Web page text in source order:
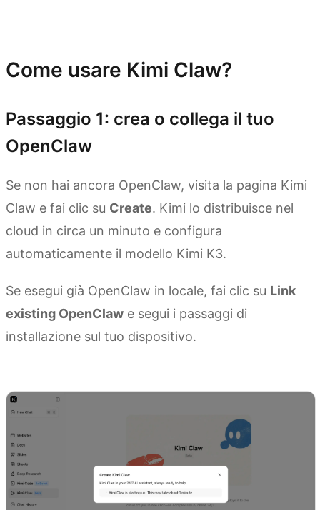
Come usare Kimi Claw?
Passaggio 1: crea o collega il tuo
OpenClaw
Se non hai ancora OpenClaw, visita la pagina Kimi
Claw e fai clic su Create. Kimi lo distribuisce nel
cloud in circa un minuto e configura
automaticamente il modello Kimi K3.
Se esegui già OpenClaw in locale, fai clic su Link
existing OpenClaw e segui i passaggi di
installazione sul tuo dispositivo.